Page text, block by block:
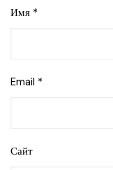
Имя *
Email *
Сайт